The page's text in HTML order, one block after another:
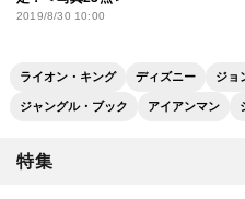
2019/8/30 10:00
ライオン・キング ディズニー ジョ
ジャングル・ブック アイアンマン
特集